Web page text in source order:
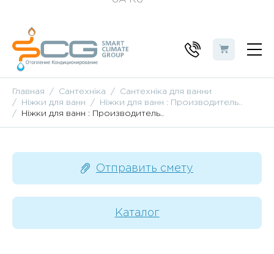
Главная Сантехніка
Сантехніка для ванни
Ніжки для ванн
Ніжки для ванн : Производитель..
Ніжки для ванн : Производитель..
Отправить смету
Каталог